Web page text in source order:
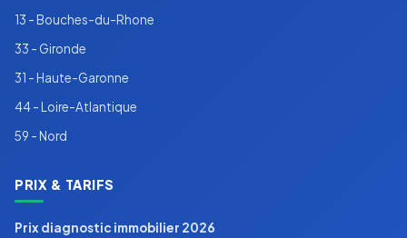
13 - Bouches-du-Rhone
33 - Gironde
31 - Haute-Garonne
44 - Loire-Atlantique
59 - Nord
PRIX & TARIFS
Prix diagnostic immobilier 2026